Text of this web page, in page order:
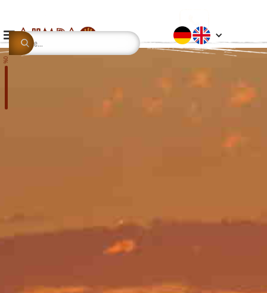
0%
This is some text inside of a div block.